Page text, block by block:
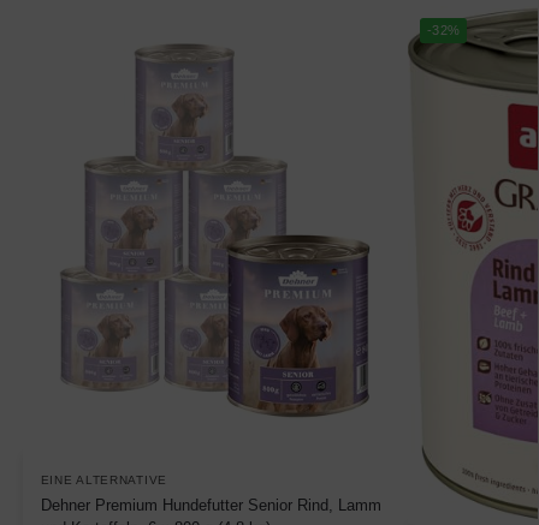
EINE ALTERNATIVE
Dehner Premium Hundefutter Senior Rind, Lamm
-32%